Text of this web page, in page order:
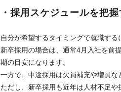
・採用スケジュールを把握
自分が希望するタイミングで就職す
新卒採用の場合は、通常4月入社を前
期の目安になります。
一方で、中途採用は欠員補充や増員な
ただし、新卒採用も近年は人材不足や